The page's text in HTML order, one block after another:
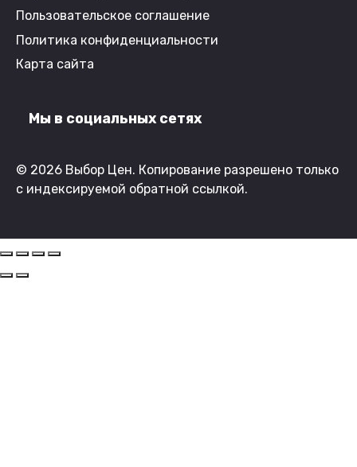
Пользовательское соглашение
Политика конфиденциальности
Карта сайта
Мы в социальных сетях
© 2026 Выбор Цен. Копирование разрешено только
с индексируемой обратной ссылкой.